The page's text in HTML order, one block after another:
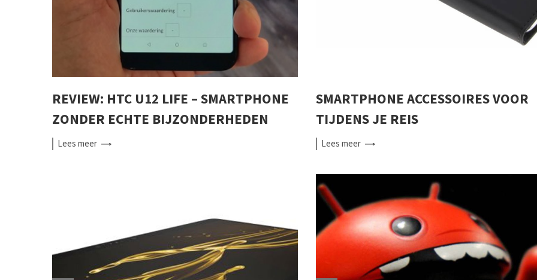
REVIEW: HTC U12 LIFE – SMARTPHONE
ZONDER ECHTE BIJZONDERHEDEN
Leesmeer
SMARTPHONE ACCESSOIRES VOOR
TIJDENS JE REIS
Leesmeer